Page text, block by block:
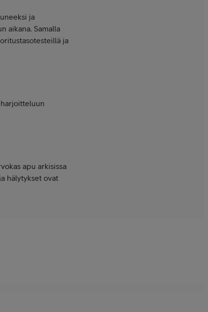
ja
aikana. Samalla
ja
apu arkisissa
hälytykset ovat